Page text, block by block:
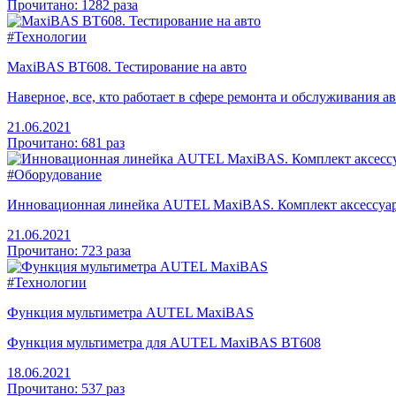
Прочитано: 1282 раза
#Технологии
MaxiBAS BT608. Тестирование на авто
Наверное, все, кто работает в сфере ремонта и обслуживания
21.06.2021
Прочитано: 681 раз
#Оборудование
Инновационная линейка AUTEL MaxiBAS. Комплект
21.06.2021
Прочитано: 723 раза
#Технологии
Функция мультиметра AUTEL MaxiBAS
Функция мультиметра для AUTEL MaxiBAS BT608
18.06.2021
Прочитано: 537 раз